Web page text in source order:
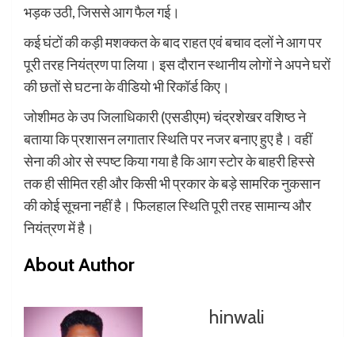
भड़क उठी, जिससे आग फैल गई।
कई घंटों की कड़ी मशक्कत के बाद राहत एवं बचाव दलों ने आग पर
पूरी तरह नियंत्रण पा लिया। इस दौरान स्थानीय लोगों ने अपने घरों
की छतों से घटना के वीडियो भी रिकॉर्ड किए।
जोशीमठ के उप जिलाधिकारी (एसडीएम) चंद्रशेखर वशिष्ठ ने
बताया कि प्रशासन लगातार स्थिति पर नजर बनाए हुए है। वहीं
सेना की ओर से स्पष्ट किया गया है कि आग स्टोर के बाहरी हिस्से
तक ही सीमित रही और किसी भी प्रकार के बड़े सामरिक नुकसान
की कोई सूचना नहीं है। फिलहाल स्थिति पूरी तरह सामान्य और
नियंत्रण में है।
About Author
hinwali